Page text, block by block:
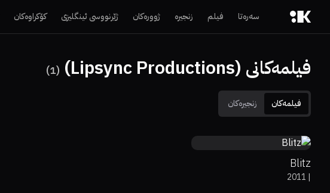
سەرەتا فیلم زنجیرە ژوورەکان ژێرنووسی ئینگلیزی کۆکراوەکان
فیلمەکانی (Lipsync Productions) (
1
)
فیلمەکان زنجیرەکان 6.2
48%
Blitz
|
2011